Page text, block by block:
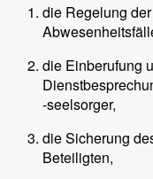
die Regelung
die Einberufung
-seelsorger,
die Sicherung
Beteiligten,